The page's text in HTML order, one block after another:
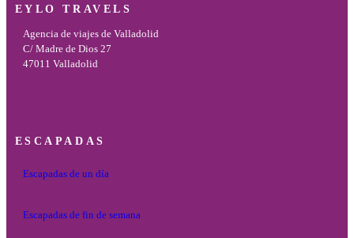
EYLO TRAVELS
Agencia de viajes de Valladolid
C/ Madre de Dios 27
47011 Valladolid
ESCAPADAS
Escapadas de un día
Escapadas de fin de semana